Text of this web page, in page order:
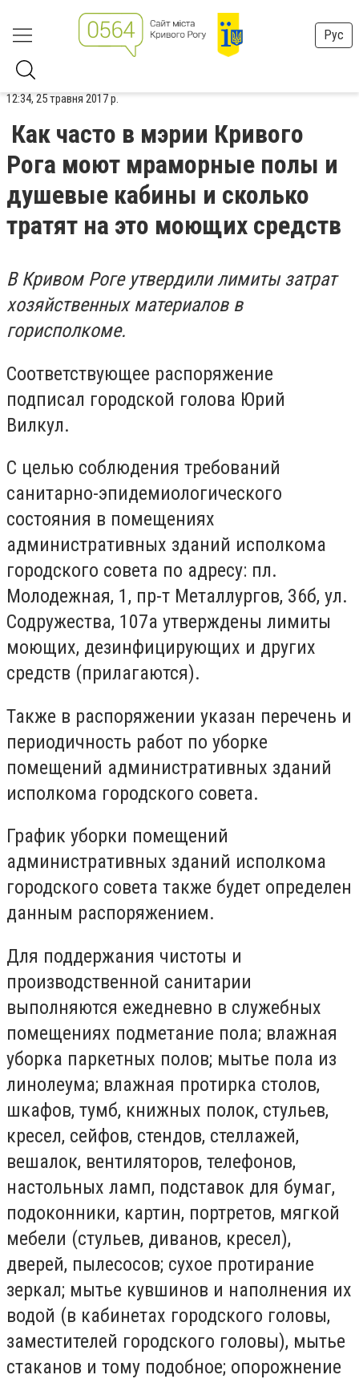
Рус
12:34, 25 травня 2017 р.
Как часто в мэрии Кривого
Рога моют мраморные полы и
душевые кабины и сколько
тратят на это моющих средств
В Кривом Роге утвердили лимиты затрат
хозяйственных материалов в
горисполкоме.
Соответствующее распоряжение
подписал городской голова Юрий
Вилкул.
С целью соблюдения требований
санитарно-эпидемиологического
состояния в помещениях
административных зданий исполкома
городского совета по адресу: пл.
Молодежная, 1, пр-т Металлургов, 36б, ул.
Содружества, 107а утверждены лимиты
моющих, дезинфицирующих и других
средств (прилагаются).
Также в распоряжении указан перечень и
периодичность работ по уборке
помещений административных зданий
исполкома городского совета.
График уборки помещений
административных зданий исполкома
городского совета также будет определен
данным распоряжением.
Для поддержания чистоты и
производственной санитарии
выполняются ежедневно в служебных
помещениях подметание пола; влажная
уборка паркетных полов; мытье пола из
линолеума; влажная протирка столов,
шкафов, тумб, книжных полок, стульев,
кресел, сейфов, стендов, стеллажей,
вешалок, вентиляторов, телефонов,
настольных ламп, подставок для бумаг,
подоконники, картин, портретов, мягкой
мебели (стульев, диванов, кресел),
дверей, пылесосов; сухое протирание
зеркал; мытье кувшинов и наполнения их
водой (в кабинетах городского головы,
заместителей городского головы), мытье
стаканов и тому подобное; опорожнение